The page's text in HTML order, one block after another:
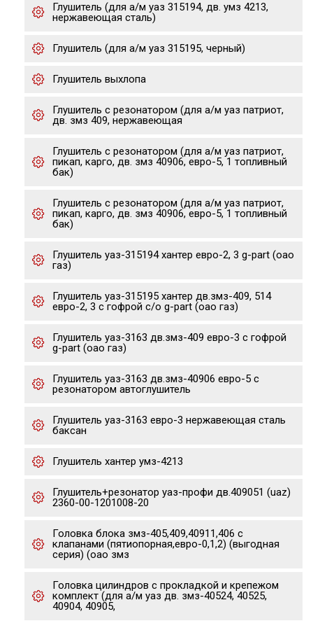
Глушитель (для а/м уаз 315194, дв. умз 4213,
нержавеющая сталь)
Глушитель (для а/м уаз 315195, черный)
Глушитель выхлопа
Глушитель с резонатором (для а/м уаз патриот,
дв. змз 409, нержавеющая
Глушитель с резонатором (для а/м уаз патриот,
пикап, карго, дв. змз 40906, евро-5, 1 топливный
бак)
Глушитель с резонатором (для а/м уаз патриот,
пикап, карго, дв. змз 40906, евро-5, 1 топливный
бак)
Глушитель уаз-315194 хантер евро-2, 3 g-part (оао
газ)
Глушитель уаз-315195 хантер дв.змз-409, 514
евро-2, 3 с гофрой с/о g-part (оао газ)
Глушитель уаз-3163 дв.змз-409 евро-3 с гофрой
g-part (оао газ)
Глушитель уаз-3163 дв.змз-40906 евро-5 с
резонатором автоглушитель
Глушитель уаз-3163 евро-3 нержавеющая сталь
баксан
Глушитель хантер умз-4213
Глушитель+резонатор уаз-профи дв.409051 (uaz)
2360-00-1201008-20
Головка блока змз-405,409,40911,406 с
клапанами (пятиопорная,евро-0,1,2) (выгодная
серия) (оао змз
Головка цилиндров с прокладкой и крепежом
комплект (для а/м уаз дв. змз-40524, 40525,
40904, 40905,